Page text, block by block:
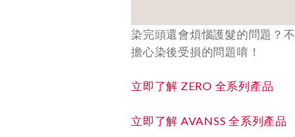
染完頭還會煩惱護髮的問題？
擔心染後受損的問題唷！
立即了解 ZERO 全系列產品
立即了解 AVANSS 全系列產品